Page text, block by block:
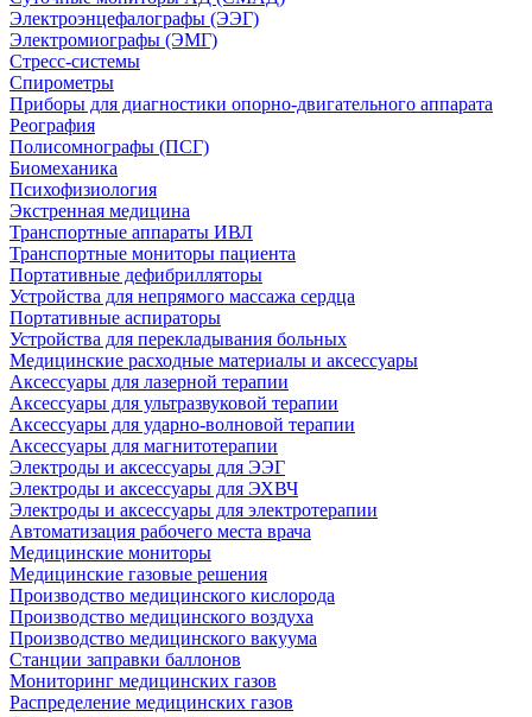
Электроэнцефалографы (ЭЭГ)
Электромиографы (ЭМГ)
Стресс-системы
Спирометры
Приборы для диагностики опорно-двигательного аппарата
Реография
Полисомнографы (ПСГ)
Биомеханика
Психофизиология
Экстренная медицина
Транспортные аппараты ИВЛ
Транспортные мониторы пациента
Портативные дефибрилляторы
Устройства для непрямого массажа сердца
Портативные аспираторы
Устройства для перекладывания больных
Медицинские расходные материалы и аксессуары
Аксессуары для лазерной терапии
Аксессуары для ультразвуковой терапии
Аксессуары для ударно-волновой терапии
Аксессуары для магнитотерапии
Электроды и аксессуары для ЭЭГ
Электроды и аксессуары для ЭХВЧ
Электроды и аксессуары для электротерапии
Автоматизация рабочего места врача
Медицинские мониторы
Медицинские газовые решения
Производство медицинского кислорода
Производство медицинского воздуха
Производство медицинского вакуума
Станции заправки баллонов
Мониторинг медицинских газов
Распределение медицинских газов